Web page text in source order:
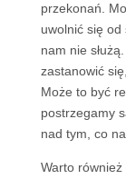
przekonań.
uwolnić się
nam nie
zastanowić
Może to być
postrzegamy
nad tym, co
Warto